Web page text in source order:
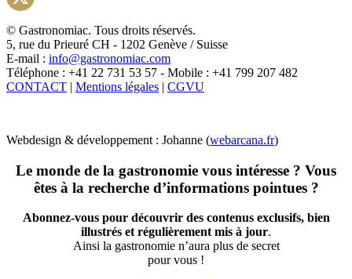
X
© Gastronomiac. Tous droits réservés.
5, rue du Prieuré CH - 1202 Genève / Suisse
E-mail : info@gastronomiac.com
Téléphone : +41 22 731 53 57 - Mobile : +41 799 207 482
CONTACT | Mentions légales | CGVU
Webdesign & développement : Johanne (webarcana.fr)
Le monde de la gastronomie vous intéresse ? Vous
êtes à la recherche d’informations pointues ?
Abonnez-vous pour découvrir des contenus exclusifs, bien
illustrés et régulièrement mis à jour.
Ainsi la gastronomie n’aura plus de secret
pour vous !